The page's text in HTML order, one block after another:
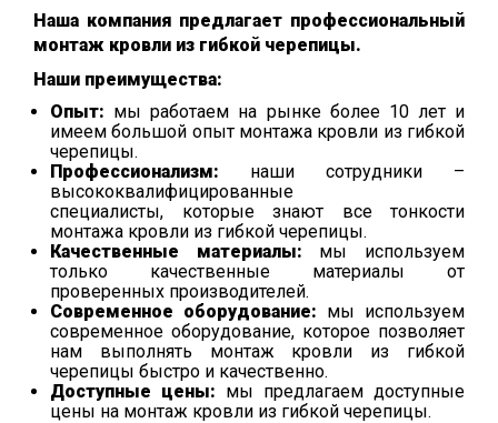
Наша компания предлагает профессиональный
монтаж кровли из гибкой черепицы.
Наши преимущества:
Опыт: мы работаем на рынке более 10 лет и
имеем большой опыт монтажа кровли из гибкой
черепицы.
Профессионализм: наши сотрудники –
высококвалифицированные
специалисты, которые знают все тонкости
монтажа кровли из гибкой черепицы.
Качественные материалы: мы используем
только качественные материалы от
проверенных производителей.
Современное оборудование: мы используем
современное оборудование, которое позволяет
нам выполнять монтаж кровли из гибкой
черепицы быстро и качественно.
Доступные цены: мы предлагаем доступные
цены на монтаж кровли из гибкой черепицы.